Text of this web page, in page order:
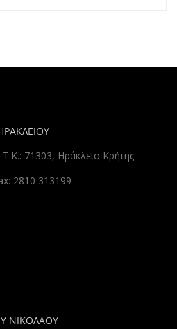
71303, Ηράκλειο Κρήτης
2810 313199
ΝΙΚΟΛΑΟΥ